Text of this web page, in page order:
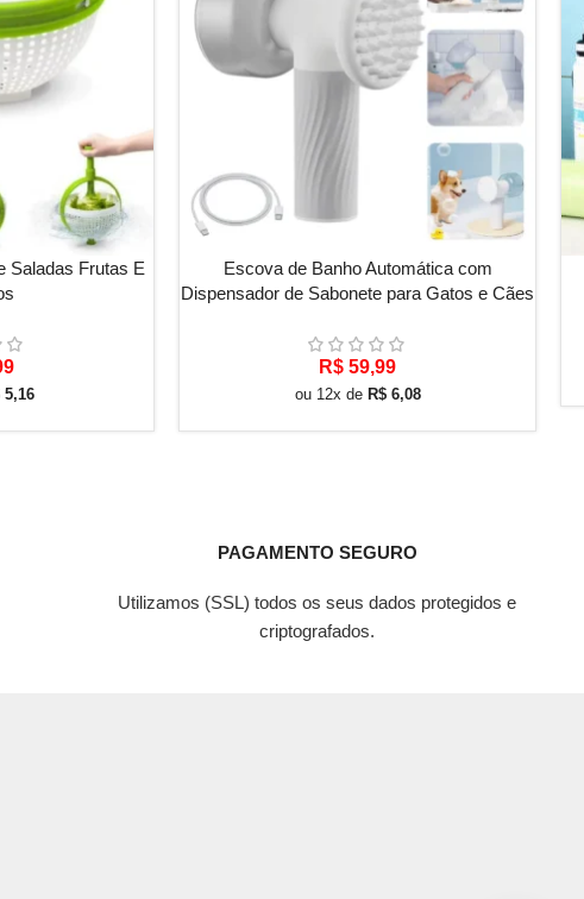
Saladas Frutas E
5,16
ADICIONAR AO CARRINHO
Escova de Banho Automática com
Dispensador de Sabonete para Gatos e Cães
R$ 59,99
ou 12x de R$6,08
PAGAMENTO SEGURO
Utilizamos (SSL) todos os seus dados protegidos e
criptografados.